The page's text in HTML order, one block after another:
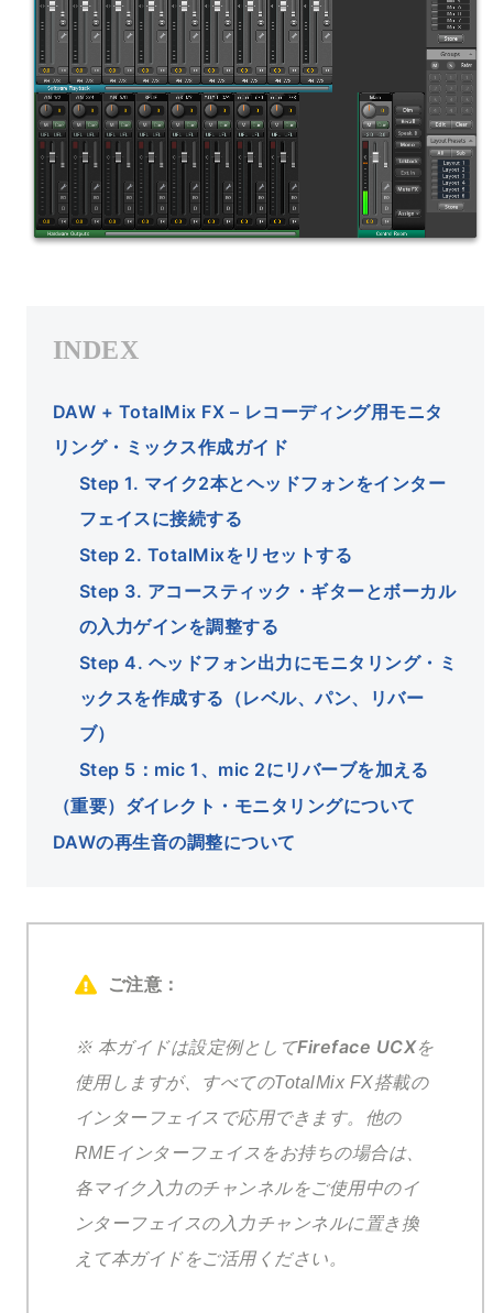
DAW + TotalMix FX – レコーディング用モニタ
リング・ミックス作成ガイド
Step 1. マイク2本とヘッドフォンをインター
フェイスに接続する
Step 2. TotalMixをリセットする
Step 3. アコースティック・ギターとボーカル
の入力ゲインを調整する
Step 4. ヘッドフォン出力にモニタリング・ミ
ックスを作成する（レベル、パン、リバー
ブ）
Step 5：mic 1、mic 2にリバーブを加える
（重要）ダイレクト・モニタリングについて
DAWの再生音の調整について
ご注意：
※ 本ガイドは設定例としてFireface UCXを
使用しますが、すべてのTotalMix FX搭載の
インターフェイスで応用できます。 他の
RMEインターフェイスをお持ちの場合は、
各マイク入力のチャンネルをご使用中のイ
ンターフェイスの入力チャンネルに置き換
えて本ガイドをご活用ください。